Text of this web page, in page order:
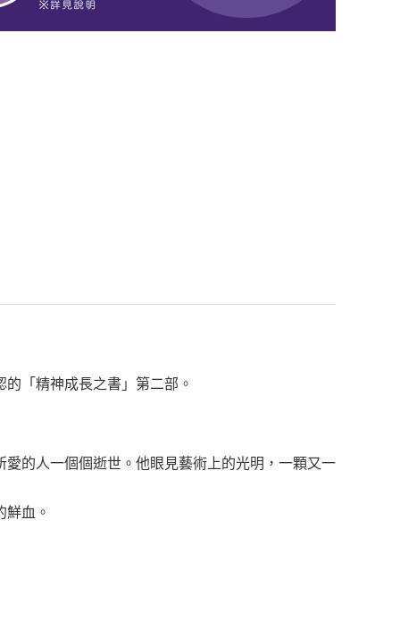
「精神成長之書」第二部。
的人一個個逝世。他眼見藝術上的光明，一顆又一
血。